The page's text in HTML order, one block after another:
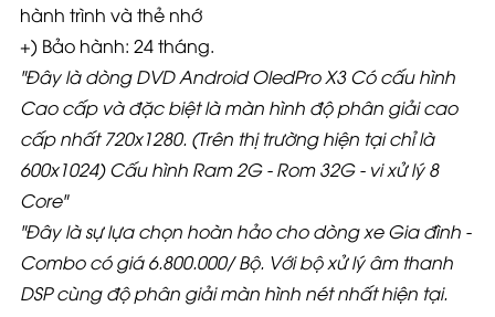
hành trình và thẻ nhớ
+) Bảo hành: 24 tháng.
"Đây là dòng DVD Android OledPro X3 Có cấu hình
Cao cấp và đặc biệt là màn hình độ phân giải cao
cấp nhất 720x1280. (Trên thị trường hiện tại chỉ là
600x1024) Cấu hình Ram 2G - Rom 32G - vi xử lý 8
Core"
"Đây là sự lựa chọn hoàn hảo cho dòng xe Gia đình -
Combo có giá 6.800.000/ Bộ. Với bộ xử lý âm thanh
DSP cùng độ phân giải màn hình nét nhất hiện tại.